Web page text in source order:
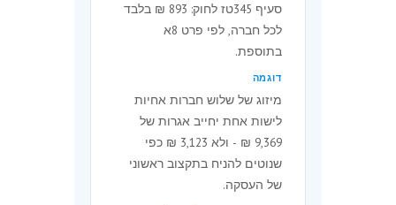
תחולה - הוראת שעה
רק לגבי אגרות שנתיות שטרם
שולמו.
הצמדה
(א) הסכומים הקבועים בתוספת
ישתנו ב-1 בינואר של כל שנה (להלן
סעיף 345טז לחוק: 893 ₪ בלבד
לכל חברה, לפי פרט 8א
בתוספת.
דוגמה
מיזוג של שלוש חברות אחיות
לישות אחת יחייב אגרות של
9,369 ₪ - ולא 3,123 ₪ כפי
שנוטים להניח בתקצוב ראשוני
של העסקה.